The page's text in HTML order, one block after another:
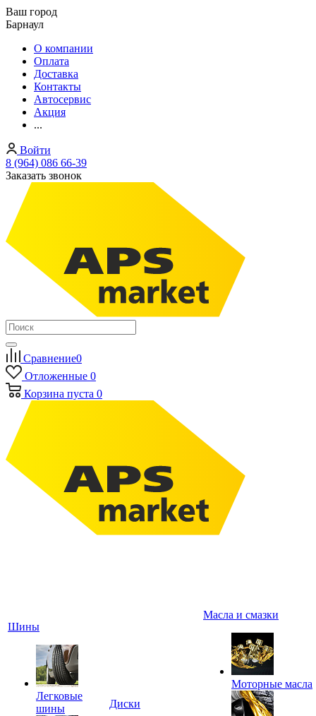
Ваш город
Барнаул
О компании
Оплата
Доставка
Контакты
Автосервис
Акция
...
Войти
8 (964) 086 66-39
Заказать звонок
Сравнение0
Отложенные 0
Корзина пуста 0
Шины
Легковые
шины
Диски
Масла и смазки
Моторные масла